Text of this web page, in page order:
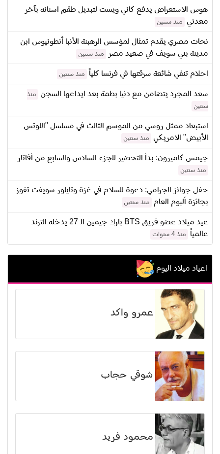
هوس الاستعراض يدفع كاني ويست لتبديل طقم اسنانه بآخر
معدني
منذ سنتين
نحات مصري يقدم تمثال لمؤسس الرهبنة الأنبا أنطونيوس ابن
مدينة بني سويف في صعيد مصر
منذ سنتين
احلام تنفي شائعة سرقتها في فرنسا كلياً منذ سنتين
سعد المجرد يتضامن مع دنيا بطمة بعد ايداعها السجن
منذ
سنتين
استبعاد ممثل روسي من الموسم الثالث في مسلسل "اللوتس
الأبيض" الامريكي
منذ سنتين
جيمس كاميرون: بدأ التحضير للجزء السادس والسابع من أفاتار
منذ سنتين
حفل جوائز الجرامي: دعوة للسلام في غزة وتايلور سويفت تفوز
بجائزة ألبوم العام
منذ سنتين
عيد ميلاد عضو فريق BTS بارك جيمين الـ 27 يدخله الترند
عالمياً
منذ 4 سنوات
اعياد ميلاد اليوم
عمرو واكد
شوقي حجاب
محمود فريد